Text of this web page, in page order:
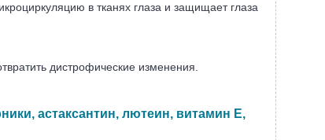
в тканях глаза и защищает глаза
дистрофические изменения.
астаксантин, лютеин, витамин Е,